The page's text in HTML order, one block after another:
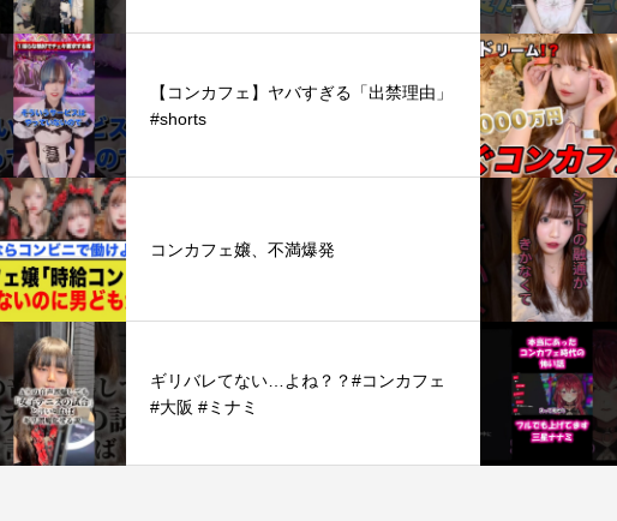
【コンカフェ】ヤバすぎる「出禁理由」
#shorts
コンカフェ嬢、不満爆発
ギリバレてない…よね？？#コンカフェ
#大阪 #ミナミ